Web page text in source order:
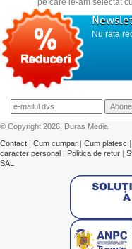
pe care le-am selectat
Nu rata
© Copyright 2026, Duras Media
Contact | Cum cumpar | Cum platesc |
caracter personal | Politica de retur |
SAL